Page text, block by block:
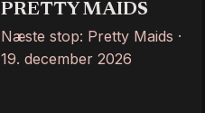
PRETTY MAIDS
Næste stop: Pretty Maids ·
19. december 2026